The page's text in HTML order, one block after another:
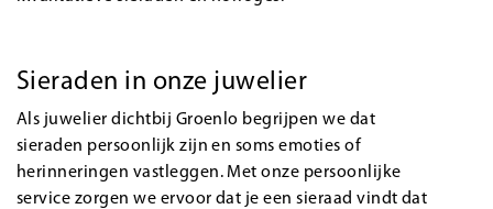
Sieraden in onze juwelier
Als juwelier dichtbij Groenlo begrijpen we dat
sieraden persoonlijk zijn en soms emoties of
herinneringen vastleggen. Met onze persoonlijke
service zorgen we ervoor dat je een sieraad vindt dat